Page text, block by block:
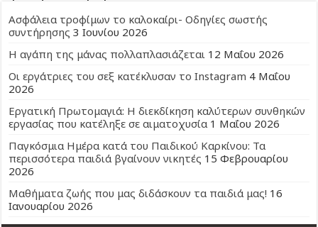
Ασφάλεια τροφίμων το καλοκαίρι- Οδηγίες σωστής
συντήρησης 3 Ιουνίου 2026
Η αγάπη της μάνας πολλαπλασιάζεται 12 Μαΐου 2026
Οι εργάτριες του σεξ κατέκλυσαν το Instagram 4 Μαΐου
2026
Εργατική Πρωτομαγιά: Η διεκδίκηση καλύτερων συνθηκών
εργασίας που κατέληξε σε αιματοχυσία 1 Μαΐου 2026
Παγκόσμια Ημέρα κατά του Παιδικού Καρκίνου: Τα
περισσότερα παιδιά βγαίνουν νικητές 15 Φεβρουαρίου
2026
Μαθήματα ζωής που μας διδάσκουν τα παιδιά μας! 16
Ιανουαρίου 2026